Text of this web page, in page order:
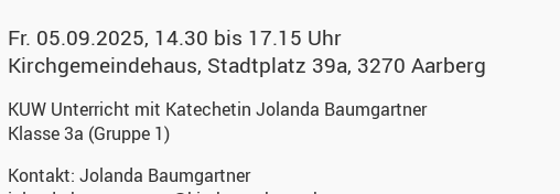
Fr. 05.09.2025, 14.30 bis 17.15 Uhr
Kirchgemeindehaus, Stadtplatz 39a, 3270 Aarberg
KUW Unterricht mit Katechetin Jolanda Baumgartner
Klasse 3a (Gruppe 1)
Kontakt: Jolanda Baumgartner